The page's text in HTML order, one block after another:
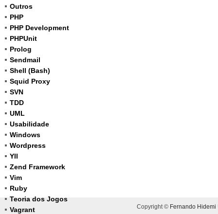
Outros
PHP
PHP Development
PHPUnit
Prolog
Sendmail
Shell (Bash)
Squid Proxy
SVN
TDD
UML
Usabilidade
Windows
Wordpress
YII
Zend Framework
Vim
Ruby
Teoria dos Jogos
Vagrant
Copyright © Fernando